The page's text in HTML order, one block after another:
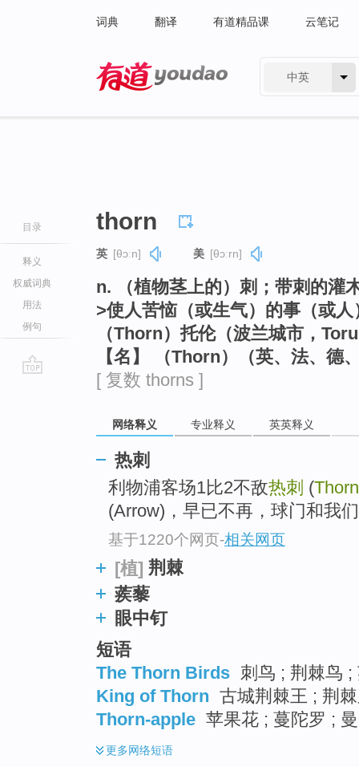
词典 翻译 有道精品课 云笔记
中英
目录
释义
权威词典
用法
例句
thorn
英 [θɔːn] 美 [θɔːrn]
n. （植物茎上的）刺；带刺的灌
>使人苦恼（或生气）的事（或
（Thorn）托伦（波兰城市，
【名】 （Thorn）（英、法、德
[ 复数 thorns ]
网络释义 专业释义 英英释义
热刺
利物浦客场1比2不敌热刺 (Thorn
(Arrow)，早已不再，球门和我
基于1220个网页-相关网页
[植] 荆棘
蒺藜
眼中钉
短语
The Thorn Birds 刺鸟 ; 荆棘鸟 ;
King of Thorn 古城荆棘王 ; 荆
Thorn-apple 苹果花 ; 蔓陀罗 ;
更多网络短语